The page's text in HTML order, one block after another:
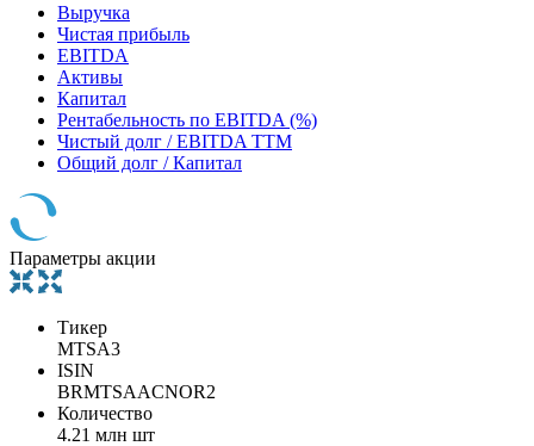
Выручка
Чистая прибыль
EBITDA
Активы
Капитал
Рентабельность по EBITDA (%)
Чистый долг / EBITDA TTM
Общий долг / Капитал
Параметры акции
Тикер
MTSA3
ISIN
BRMTSAACNOR2
Количество
4.21 млн шт